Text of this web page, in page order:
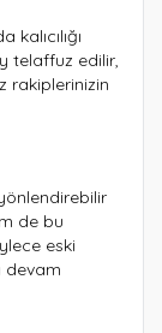
telaffuz edilir,
rakiplerinizin
de bu
eski
devam